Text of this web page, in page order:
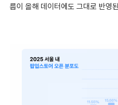
름이 올해 데이터에도 그대로 반영